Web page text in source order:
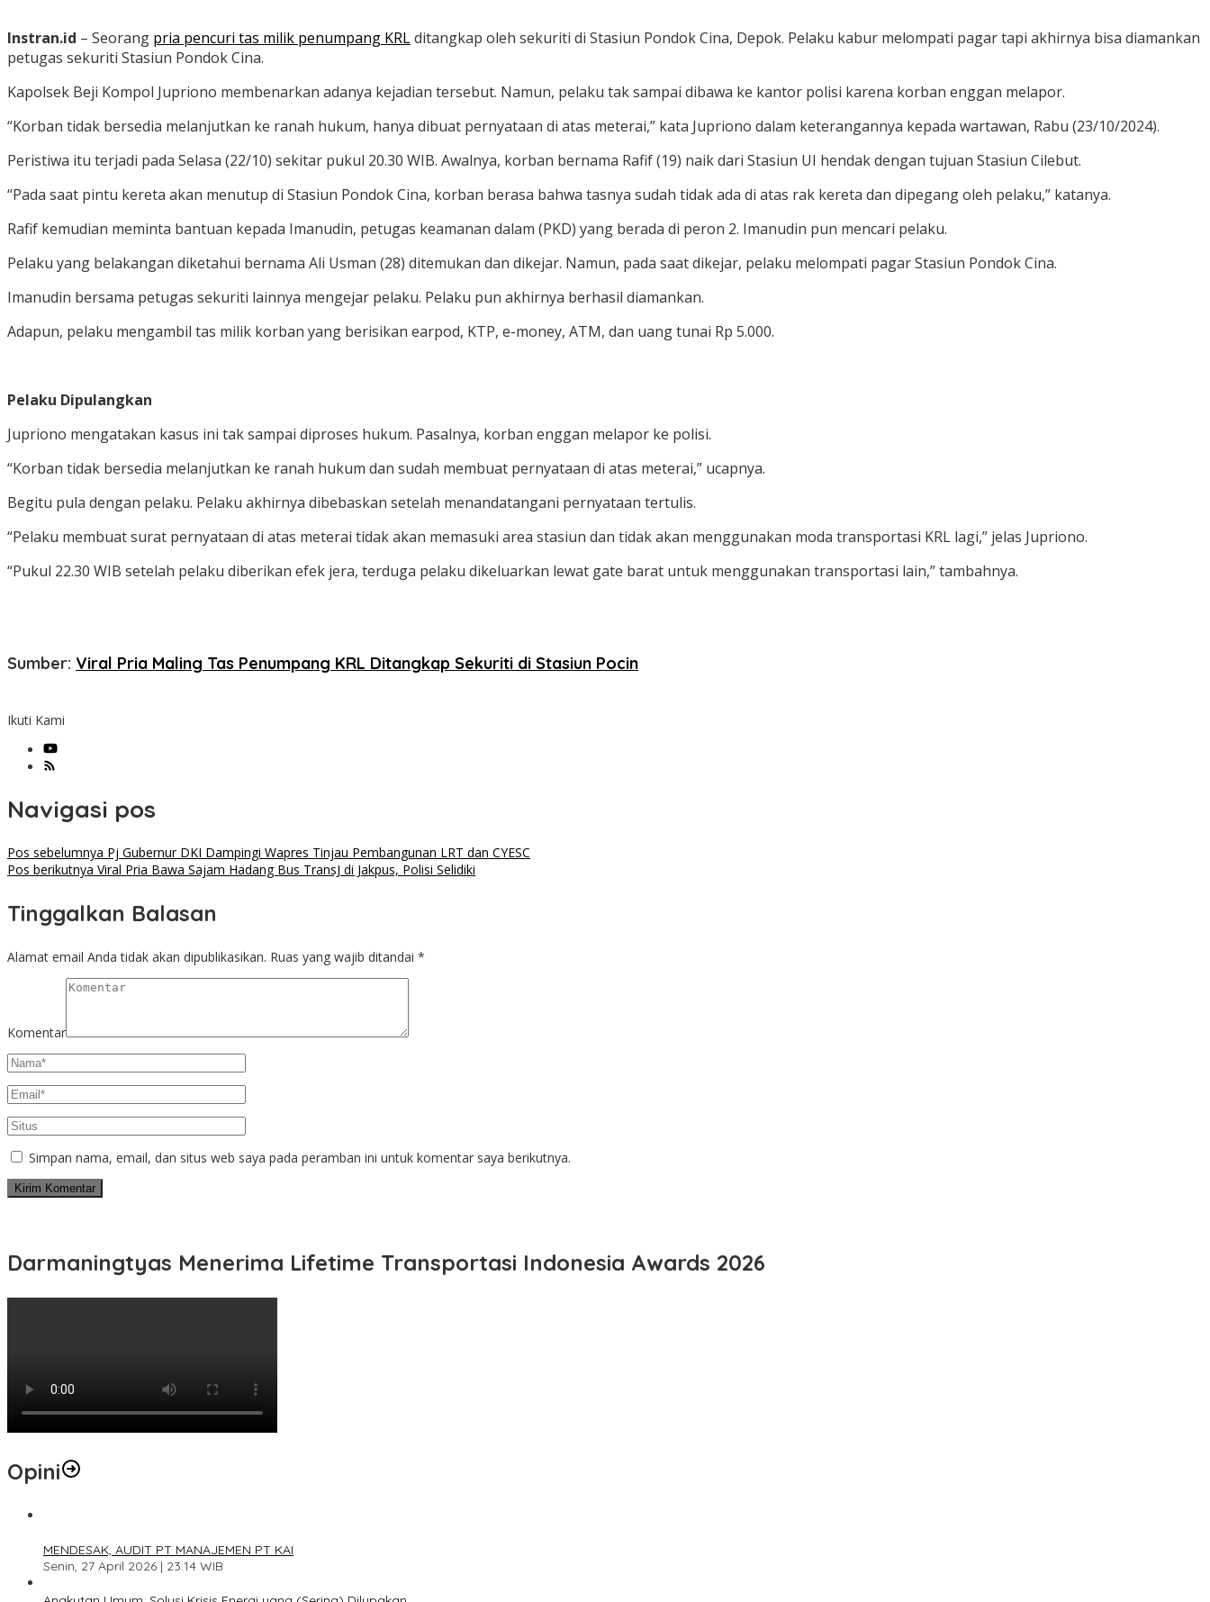
Instran.id – Seorang pria pencuri tas milik penumpang KRLditangkap oleh sekuriti di Stasiun Pondok Cina, Depok. Pelaku kabur melompati pagar tapi akhirnya bisa diamankan
petugas sekuriti Stasiun Pondok Cina.
Kapolsek Beji Kompol Jupriono membenarkan adanya kejadian tersebut. Namun, pelaku tak sampai dibawa ke kantor polisi karena korban enggan melapor.
“Korban tidak bersedia melanjutkan ke ranah hukum, hanya dibuat pernyataan di atas meterai,” kata Jupriono dalam keterangannya kepada wartawan, Rabu (23/10/2024).
Peristiwa itu terjadi pada Selasa (22/10) sekitar pukul 20.30 WIB. Awalnya, korban bernama Rafif (19) naik dari Stasiun UI hendak dengan tujuan Stasiun Cilebut.
“Pada saat pintu kereta akan menutup di Stasiun Pondok Cina, korban berasa bahwa tasnya sudah tidak ada di atas rak kereta dan dipegang oleh pelaku,” katanya.
Rafif kemudian meminta bantuan kepada Imanudin, petugas keamanan dalam (PKD) yang berada di peron 2. Imanudin pun mencari pelaku.
Pelaku yang belakangan diketahui bernama Ali Usman (28) ditemukan dan dikejar. Namun, pada saat dikejar, pelaku melompati pagar Stasiun Pondok Cina.
Imanudin bersama petugas sekuriti lainnya mengejar pelaku. Pelaku pun akhirnya berhasil diamankan.
Adapun, pelaku mengambil tas milik korban yang berisikan earpod, KTP, e-money, ATM, dan uang tunai Rp 5.000.
Pelaku Dipulangkan
Jupriono mengatakan kasus ini tak sampai diproses hukum. Pasalnya, korban enggan melapor ke polisi.
“Korban tidak bersedia melanjutkan ke ranah hukum dan sudah membuat pernyataan di atas meterai,” ucapnya.
Begitu pula dengan pelaku. Pelaku akhirnya dibebaskan setelah menandatangani pernyataan tertulis.
“Pelaku membuat surat pernyataan di atas meterai tidak akan memasuki area stasiun dan tidak akan menggunakan moda transportasi KRL lagi,” jelas Jupriono.
“Pukul 22.30 WIB setelah pelaku diberikan efek jera, terduga pelaku dikeluarkan lewat gate barat untuk menggunakan transportasi lain,” tambahnya.
Sumber: Viral Pria Maling Tas Penumpang KRL Ditangkap Sekuriti di Stasiun Pocin
Ikuti Kami
Navigasi pos
Pos sebelumnya Pj Gubernur DKI Dampingi Wapres Tinjau Pembangunan LRT dan CYESC
Pos berikutnya Viral Pria Bawa Sajam Hadang Bus TransJ di Jakpus, Polisi Selidiki
Tinggalkan Balasan
Alamat email Anda tidak akan dipublikasikan. Ruas yang wajib ditandai *
Komentar
Simpan nama, email, dan situs web saya pada peramban ini untuk komentar saya berikutnya.
Darmaningtyas Menerima Lifetime Transportasi Indonesia Awards 2026
Opini
MENDESAK, AUDIT PT MANAJEMEN PT KAI
Senin, 27 April 2026 | 23:14 WIB